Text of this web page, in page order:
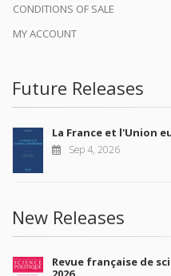
CONDITIONS OF SALE
MY ACCOUNT
Future Releases
La France et l'Union
Sep 4, 2026
New Releases
Revue française de